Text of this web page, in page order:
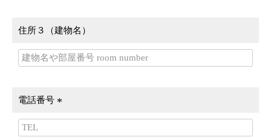
住所３（建物名）
電話番号
(